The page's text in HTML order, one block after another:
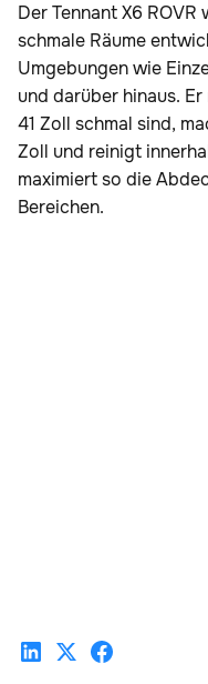
Der Tennant X6
schmale Räume
Umgebungen wie
und darüber hinaus.
41 Zoll schmal sind,
Zoll und reinigt
maximiert so die
Bereichen.